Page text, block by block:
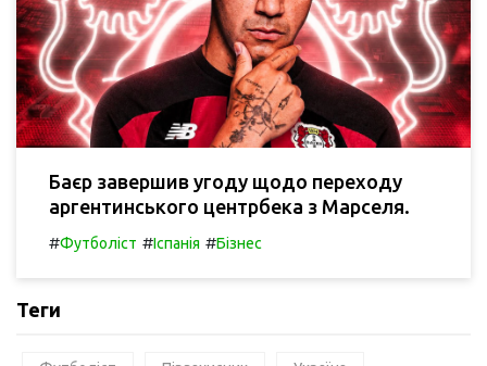
Баєр завершив угоду щодо переходу
аргентинського центрбека з Марселя.
#Футболіст #Іспанія #Бізнес
Теги